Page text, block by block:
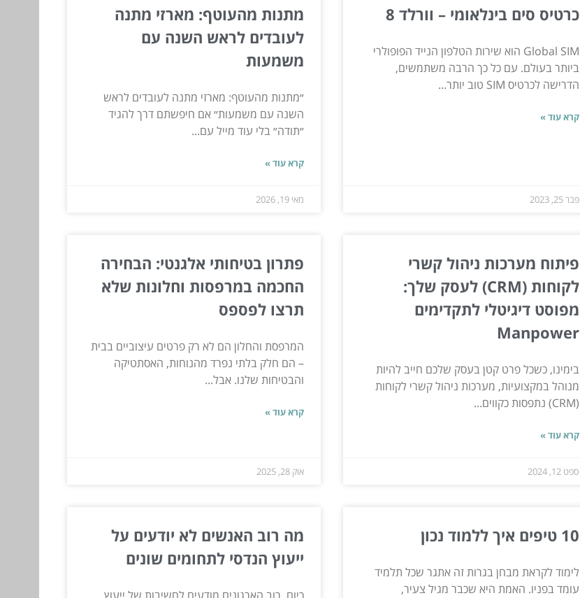
כרטיס סים בינלאומי – וורלד 8
Global SIM הוא שירות הטלפון הנייד הפופולרי
ביותר בעולם. עם כל כך הרבה משתמשים,
הדרישה לכרטיס SIM טוב יותר...
קרא עוד »
פבר 25, 2023
מתנות מהעוטף: מארזי מתנה
לעובדים לראש השנה עם
משמעות
״מתנות מהעוטף: מארזי מתנה לעובדים לראש
השנה עם משמעות״ אם חיפשתם דרך להגיד
״תודה״ בלי עוד מייל עם...
קרא עוד »
מאי 19, 2026
פיתוח מערכות ניהול קשרי
לקוחות (CRM) לעסק שלך:
מפוסט דיגיטלי לתקדימים
Manpower
בימינו, כשכל פרט קטן בעסק שלכם חייב להיות
מנוהל במקצועיות, מערכות ניהול קשרי לקוחות
(CRM) נתפסות כקווים...
קרא עוד »
ספט 12, 2024
פתרון בטיחותי אלגנטי: הבחירה
החכמה במרפסות וחלונות שלא
תרצו לפספס
המרפסת והחלון הם לא רק פרטים עיצוביים בבית
– הם חלק בלתי נפרד מהנוחות, האסתטיקה
והבטיחות שלנו. אבל...
קרא עוד »
אוק 28, 2025
10 טיפים איך ללמוד נכון
לימוד לקראת מבחן בגרות זה אתגר שכל תלמיד
עומד בפניו. האמת היא שכבר מגיל צעיר,
מה רוב האנשים לא יודעים על
ייעוץ הנדסי לתחומים שונים